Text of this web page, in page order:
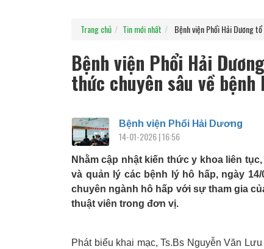
Trang chủ Tin mới nhất Bệnh viện Phổi Hải Dương
Bệnh viện Phổi Hải
thức chuyên sâu về bệnh
Bệnh viện Phổi Hải Dương
14-01-2026 | 16:56
Nhằm cập nhật kiến thức y khoa liên
và quản lý các bệnh lý hô hấp, ngày
chuyên ngành hô hấp với sự tham gia
thuật viên trong đơn vị.
Phát biểu khai mạc, Ts.Bs Nguyễn Văn